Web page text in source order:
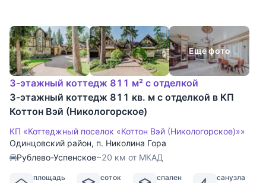
Еще фото
3-этажный коттедж 811 м² с отделкой
3-этажный коттедж 811 кв. м с отделкой в КП
Коттон Вэй (Никологорское)
КП «Коттеджный поселок «Коттон Вэй (Никологорское)»»
Одинцовский район, п. Николина Гора
Рублево-Успенское~20 км от МКАД
площадь соток спален санузла